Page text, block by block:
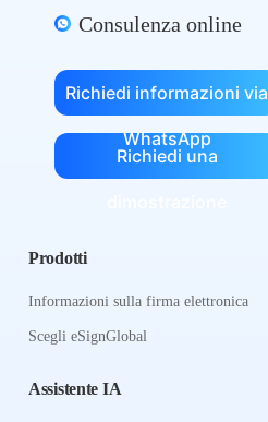
Consulenza online
Richiedi informazioni via
WhatsApp
Richiedi una
Prodotti
Informazioni sulla firma elettronica
Scegli eSignGlobal
Assistente IA